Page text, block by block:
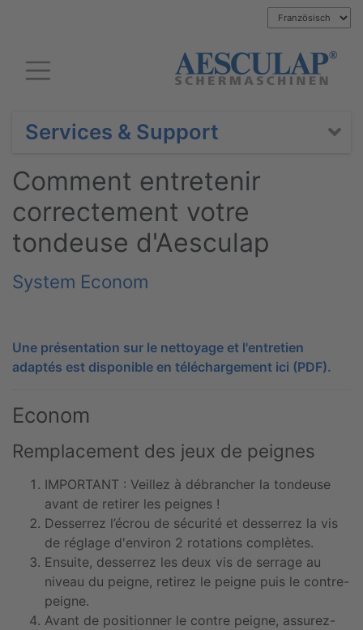
Services & Support
Comment entretenir
correctement votre
tondeuse d'Aesculap
System Econom
Une présentation sur le nettoyage et l'entretien
adaptés est disponible en téléchargement ici (PDF).
Econom
Remplacement des jeux de peignes
IMPORTANT : Veillez à débrancher la tondeuse
avant de retirer les peignes !
Desserrez l’écrou de sécurité et desserrez la vis
de réglage d'environ 2 rotations complètes.
Ensuite, desserrez les deux vis de serrage au
niveau du peigne, retirez le peigne puis le contre-
peigne.
Avant de positionner le contre peigne, assurez-